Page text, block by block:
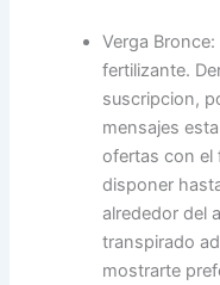
Verga
fertilizante.
suscripcion,
mensajes
ofertas con el
disponer
alrededor del
transpirado
mostrarte